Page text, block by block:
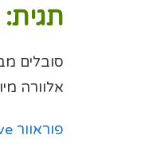
תגית:
אלוורה
פוראוור move